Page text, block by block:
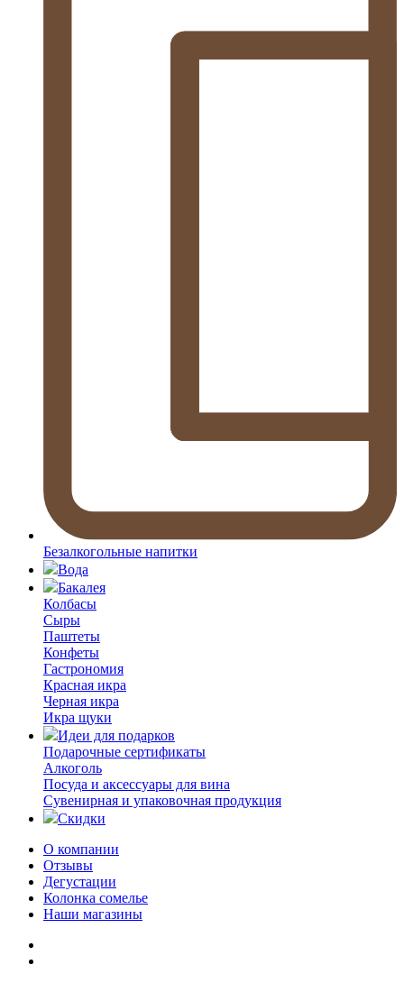
Безалкогольные напитки
Вода
Бакалея
Колбасы
Сыры
Паштеты
Конфеты
Гастрономия
Красная икра
Черная икра
Икра щуки
Идеи для подарков
Подарочные сертификаты
Алкоголь
Посуда и аксессуары для вина
Сувенирная и упаковочная продукция
Скидки
О компании
Отзывы
Дегустации
Колонка сомелье
Наши магазины